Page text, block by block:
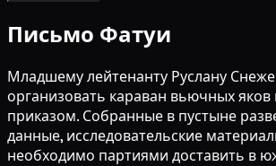
Письмо Фатуи
Младшему лейтенанту Руслану
организовать караван вьючных яков
приказом. Собранные в пустыне
данные, исследовательские
необходимо партиями доставить в